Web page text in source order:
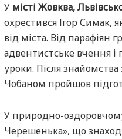
У місті Жовква,
охрестився Ігор Симак,
від міста. Від парафіян
адвентистське вчення і
уроки. Після
Чобаном пройшов
У природно-
Черешенька», що